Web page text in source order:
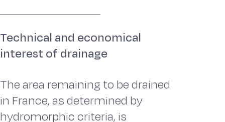
Technical and economical
interest of drainage
The area remaining to be drained
in France, as determined by
hydromorphic criteria, is